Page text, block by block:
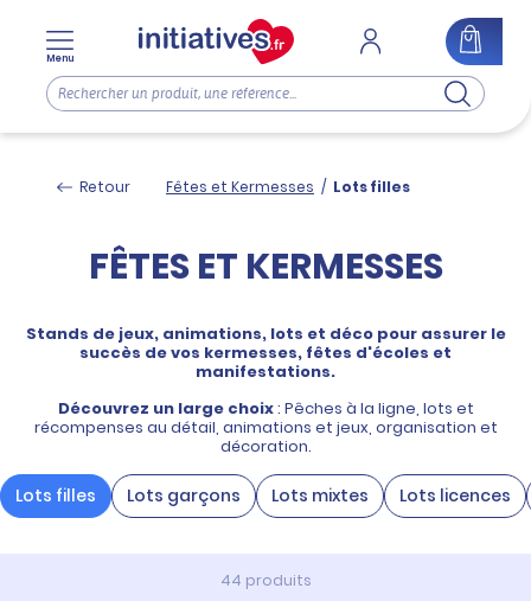
Menu
Retour Fêtes et Kermesses / Lots filles
FÊTES ET KERMESSES
Stands de jeux, animations, lots et déco pour assurer le
succès de vos kermesses, fêtes d'écoles et
manifestations.
Découvrez un large choix: Pêches à la ligne, lots et
récompenses au détail, animations et jeux, organisation et
décoration.
Lots filles Lots garçons Lots mixtes Lots licences
44 produits